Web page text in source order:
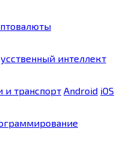
интеллект
и транспорт Android iOS